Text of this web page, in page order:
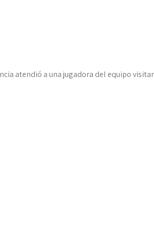
atendió a una jugadora del equipo